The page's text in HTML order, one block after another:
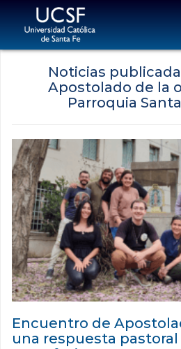
Noticias
Apostolado de la
Parroquia
Encuentro de
una respuesta pastoral